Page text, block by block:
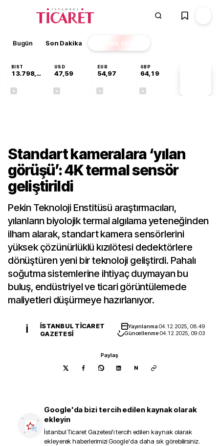
Bugün Son Dakika Finans EKSTRA
BIST
13.798,82
USD
47,59
EUR
54,97
GBP
64,19
Standart kameralara ‘yılan
görüşü’: 4K termal sensör
geliştirildi
Pekin Teknoloji Enstitüsü araştırmacıları,
yılanların biyolojik termal algılama yeteneğinden
ilham alarak, standart kamera sensörlerini
yüksek çözünürlüklü kızılötesi dedektörlere
dönüştüren yeni bir teknoloji geliştirdi. Pahalı
soğutma sistemlerine ihtiyaç duymayan bu
buluş, endüstriyel ve ticari görüntülemede
maliyetleri düşürmeye hazırlanıyor.
İ
İSTANBUL TICARET
GAZETESI
Yayınlanma04.12.2025, 08:49
Güncellenme04.12.2025, 09:03
Paylaş
N
Google'da bizi tercih edilen kaynak olarak
ekleyin
İstanbul Ticaret Gazetesi'i tercih edilen kaynak olarak
ekleyerek haberlerimizi Google'da daha sık görebilirsiniz.